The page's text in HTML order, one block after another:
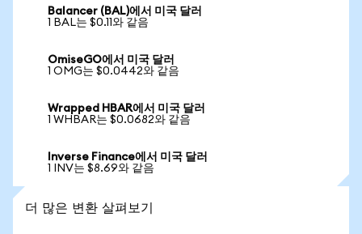
Balancer (BAL)에서 미국 달러
1 BAL는 $0.11와 같음
OmiseGO에서 미국 달러
1 OMG는 $0.0442와 같음
Wrapped HBAR에서 미국 달러
1 WHBAR는 $0.0682와 같음
Inverse Finance에서 미국 달러
1 INV는 $8.69와 같음
더 많은 변환 살펴보기